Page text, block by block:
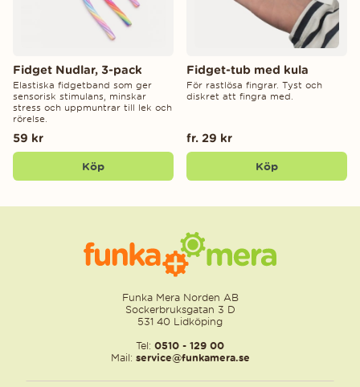
Fidget Nudlar, 3-pack
Elastiska fidgetband som ger
sensorisk stimulans, minskar
stress och uppmuntrar till lek och
rörelse.
59 kr
Köp
Fidget-tub med kula
För rastlösa fingrar. Tyst och
diskret att fingra med.
fr. 29 kr
Köp
Funka Mera Norden AB
Sockerbruksgatan 3 D
531 40 Lidköping
Tel: 0510 - 129 00
Mail: service@funkamera.se